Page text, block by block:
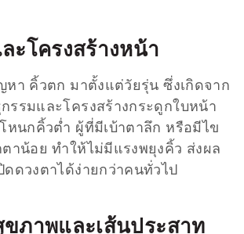
ะโครงสร้างหน้า
า คิ้วตก มาตั้งแต่วัยรุ่น ซึ่งเกิดจาก
รมและโครงสร้างกระดูกใบหน้า
หนกคิ้วต่ำ ผู้ที่มีเบ้าตาลึก หรือมีไข
าน้อย ทำให้ไม่มีแรงพยุงคิ้ว ส่งผล
ดวงตาได้ง่ายกว่าคนทั่วไป
ภาพและเส้นประสาท